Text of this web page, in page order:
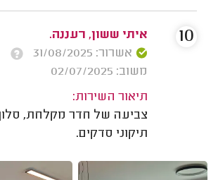
איתי ששון, רעננה.
אשרור: 31/08/2025
משוב: 02/07/2025
תיאור השירות:
צביעה של חדר מקלחת,
תיקוני סדקים.
10